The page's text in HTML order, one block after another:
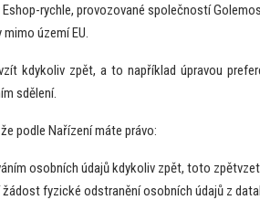
rychle, provozované společností
území EU.
kdykoliv zpět, a to například úpravou
sdělení.
podle Nařízení máte právo:
osobních údajů kdykoliv zpět, toto
žádost fyzické odstranění osobních údajů z